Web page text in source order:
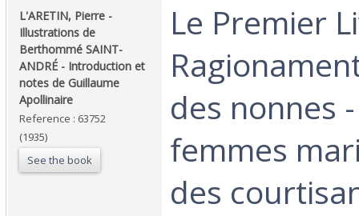
‎L'ARETIN, Pierre -
Illustrations de
Berthommé SAINT-
ANDRÉ - Introduction et
notes de Guillaume
Apollinaire‎
Reference : 63752
(1935)
See the book
‎Le Premier
des nonnes
femmes
des